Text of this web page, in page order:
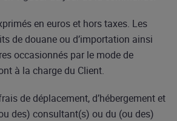
en euros et hors taxes. Les
de douane ou d’importation ainsi
occasionnés par le mode de
à la charge du Client.
de déplacement, d’hébergement et
des) consultant(s) ou du (ou des)